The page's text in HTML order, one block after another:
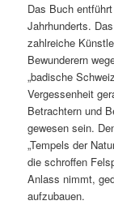
Das Buch
Jahrhunderts.
zahlreiche
Bewunderern
„badische
Vergessenheit
Betrachtern und
gewesen sein.
„Tempels der
die schroffen
Anlass nimmt,
aufzubauen.